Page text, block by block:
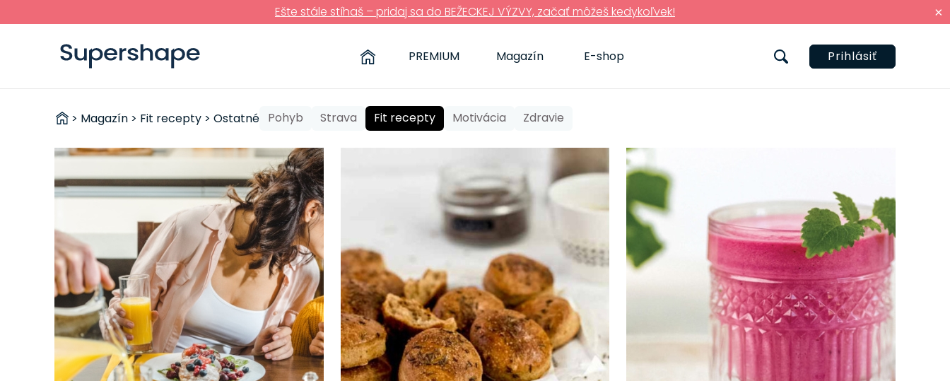
×
Ešte stále stíhaš – pridaj sa do BEŽECKEJ VÝZVY, začať môžeš kedykoľvek!
Prihlásiť
PREMIUM Magazín E-shop
ZDRAVÉ
> Magazín > Fit recepty >Ostatné Pohyb Strava Fit recepty Motivácia Zdravie